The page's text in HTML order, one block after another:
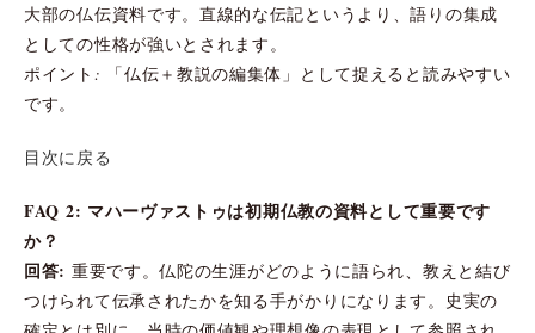
大部の仏伝資料です。直線的な伝記というより、語りの集成
としての性格が強いとされます。
ポイント: 「仏伝＋教説の編集体」として捉えると読みやすい
です。
目次に戻る
FAQ 2: マハーヴァストゥは初期仏教の資料として重要です
か？
回答: 重要です。仏陀の生涯がどのように語られ、教えと結び
つけられて伝承されたかを知る手がかりになります。史実の